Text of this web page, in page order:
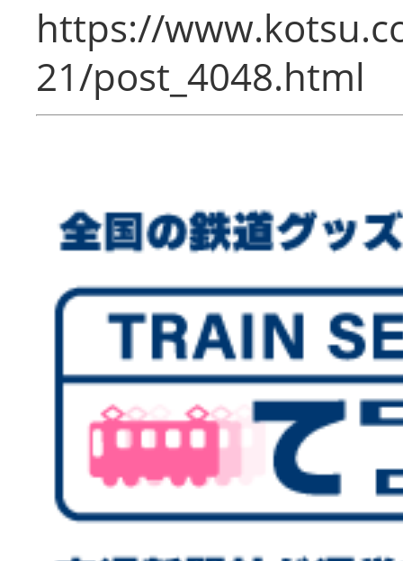
https://
21/post_4048.html